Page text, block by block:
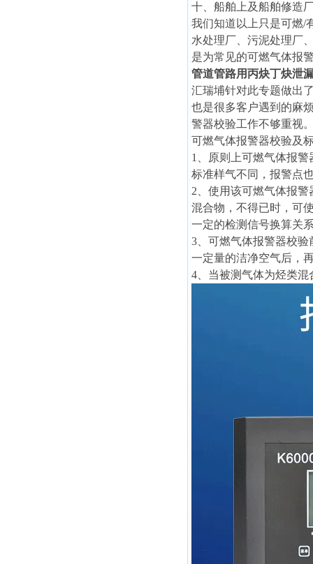
十、船舶上及船舶修造
我们知道以上只是可燃/
水处理厂、污泥处理厂
是为常见的可燃气体报
管道管路用丙炔丁炔泄
汇瑞埔针对此专题做出
也是很多客户遇到的麻
警器校验工作不够重视
可燃气体报警器校验及
1、原则上可燃气体报
标准样气不同，报警点
2、使用该可燃气体报
混合物，不得已时，可
一定的检测信号换算关
3、可燃气体报警器校
一定量的洁净空气后，
4、当被测气体为烃类混